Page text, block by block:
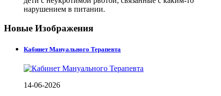
нарушением в питании.
Новые Изображения
Кабинет Мануального Терапевта
14-06-2026